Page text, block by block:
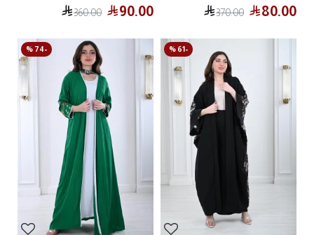
80.00
370.00
90.00
360.00
-61 %
-74 %